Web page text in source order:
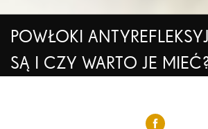
POWŁOKI
SĄ I CZY WARTO JE